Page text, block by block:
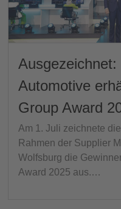
Automotive
Group Award
Am 1. Juli zeichnete
Rahmen der Supplier
Wolfsburg die
Award 2025 aus.…